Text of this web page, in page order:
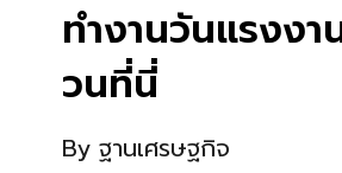
ทำงานวันแรงง
วนที่นี่
By ฐานเศรษฐกิจ